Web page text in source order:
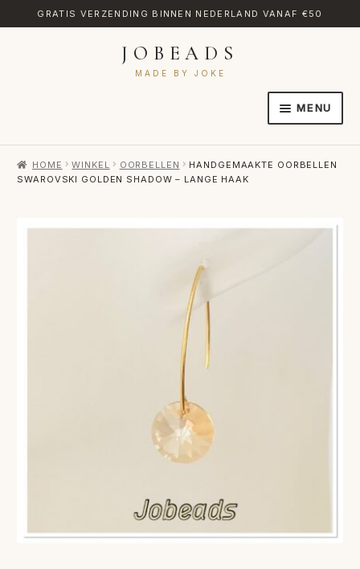
GRATIS VERZENDING BINNEN NEDERLAND VANAF €50
JOBEADS
MADE BY JOKE
MENU
AFREKENEN
HOME WINKEL OORBELLEN
HANDGEMAAKTE OORBELLEN
SWAROVSKI GOLDEN SHADOW – LANGE HAAK